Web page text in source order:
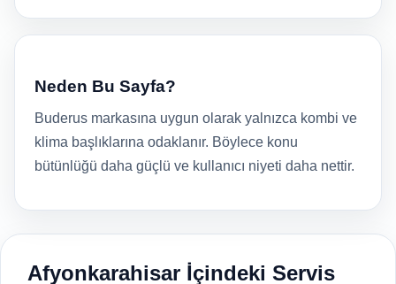
Neden Bu Sayfa?
Buderus markasına uygun olarak yalnızca kombi ve
klima başlıklarına odaklanır. Böylece konu
bütünlüğü daha güçlü ve kullanıcı niyeti daha nettir.
Afyonkarahisar İçindeki Servis